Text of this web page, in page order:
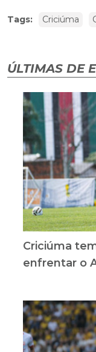
Tags: Criciúma
ÚLTIMAS DE
Criciúma
enfrentar o